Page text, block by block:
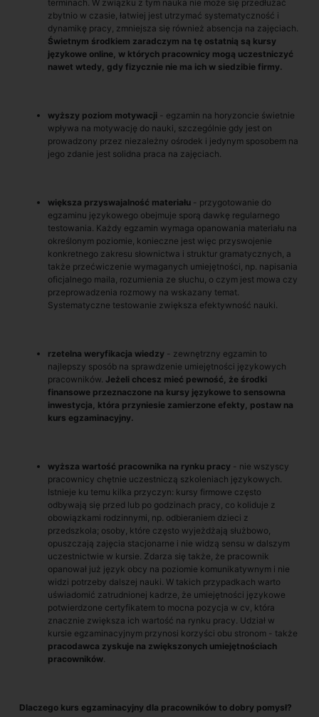
terminach. W związku z tym nauka nie może się przedłużać
zbytnio w czasie, łatwiej jest utrzymać systematyczność i
dynamikę pracy, zmniejsza się również absencja na zajęciach.
Świetnym środkiem zaradczym na tę ostatnią są kursy
językowe online, w których pracownicy mogą uczestniczyć
nawet wtedy, gdy fizycznie nie ma ich w siedzibie firmy.
wyższy poziom motywacji - egzamin na horyzoncie świetnie
wpływa na motywację do nauki, szczególnie gdy jest on
prowadzony przez niezależny ośrodek i jedynym sposobem na
jego zdanie jest solidna praca na zajęciach.
większa przyswajalność materiału - przygotowanie do
egzaminu językowego obejmuje sporą dawkę regularnego
testowania. Każdy egzamin wymaga opanowania materiału na
określonym poziomie, konieczne jest więc przyswojenie
konkretnego zakresu słownictwa i struktur gramatycznych, a
także przećwiczenie wymaganych umiejętności, np. napisania
oficjalnego maila, rozumienia ze słuchu, o czym jest mowa czy
przeprowadzenia rozmowy na wskazany temat.
Systematyczne testowanie zwiększa efektywność nauki.
rzetelna weryfikacja wiedzy - zewnętrzny egzamin to
najlepszy sposób na sprawdzenie umiejętności językowych
pracowników. Jeżeli chcesz mieć pewność, że środki
finansowe przeznaczone na kursy językowe to sensowna
inwestycja, która przyniesie zamierzone efekty, postaw na
kurs egzaminacyjny.
wyższa wartość pracownika na rynku pracy - nie wszyscy
pracownicy chętnie uczestniczą szkoleniach językowych.
Istnieje ku temu kilka przyczyn: kursy firmowe często
odbywają się przed lub po godzinach pracy, co koliduje z
obowiązkami rodzinnymi, np. odbieraniem dzieci z
przedszkola; osoby, które często wyjeżdżają służbowo,
opuszczają zajęcia stacjonarne i nie widzą sensu w dalszym
uczestnictwie w kursie. Zdarza się także, że pracownik
opanował już język obcy na poziomie komunikatywnym i nie
widzi potrzeby dalszej nauki. W takich przypadkach warto
uświadomić zatrudnionej kadrze, że umiejętności językowe
potwierdzone certyfikatem to mocna pozycja w cv, która
znacznie zwiększa ich wartość na rynku pracy. Udział w
kursie egzaminacyjnym przynosi korzyści obu stronom - także
pracodawca zyskuje na zwiększonych umiejętnościach
pracowników.
Dlaczego kurs egzaminacyjny dla pracowników to dobry pomysł?